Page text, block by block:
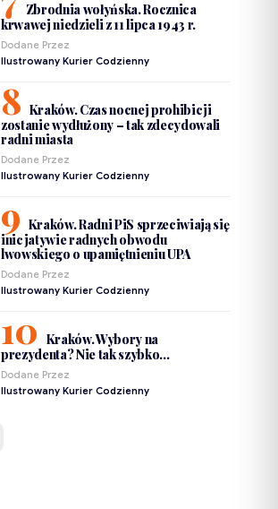
Zbrodnia wołyńska. Rocznica
krwawej niedzieli z 11 lipca 1943 r.
Dodane Przez
Ilustrowany Kurier Codzienny
Kraków. Czas nocnej prohibicji
zostanie wydłużony – tak zdecydowali
radni miasta
Dodane Przez
Ilustrowany Kurier Codzienny
Kraków. Radni PiS sprzeciwiają się
inicjatywie radnych obwodu
lwowskiego o upamiętnieniu UPA
Dodane Przez
Ilustrowany Kurier Codzienny
Kraków. Wybory na
prezydenta? Nie tak szybko…
Dodane Przez
Ilustrowany Kurier Codzienny